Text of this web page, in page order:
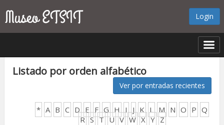
Login
Listado por orden alfabético
Ver por entradas recientes
* A B C D E F G H I J K L M N O P Q
R S T U V W X Y Z